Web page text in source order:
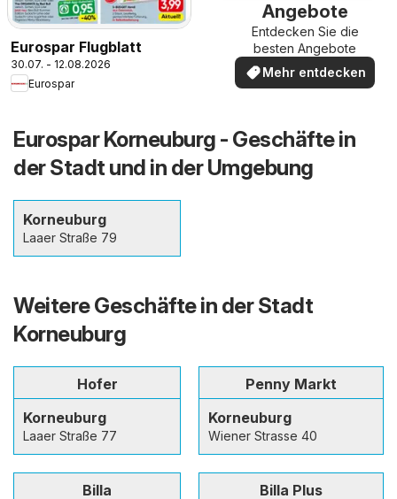
Eurospar Flugblatt
30.07. - 12.08.2026
Eurospar
Angebote
Entdecken Sie die
besten Angebote
Mehr entdecken
Eurospar Korneuburg - Geschäfte in
der Stadt und in der Umgebung
Korneuburg
Laaer Straße 79
Weitere Geschäfte in der Stadt
Korneuburg
Hofer
Korneuburg
Laaer Straße 77
Penny Markt
Korneuburg
Wiener Strasse 40
Billa
Billa Plus